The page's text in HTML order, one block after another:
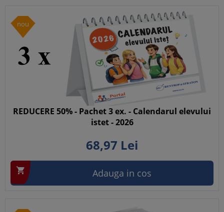
nou
REDUCERE 50% - Pachet 3 ex. - Calendarul elevului
istet - 2026
68,97 Lei
 Adauga in cos